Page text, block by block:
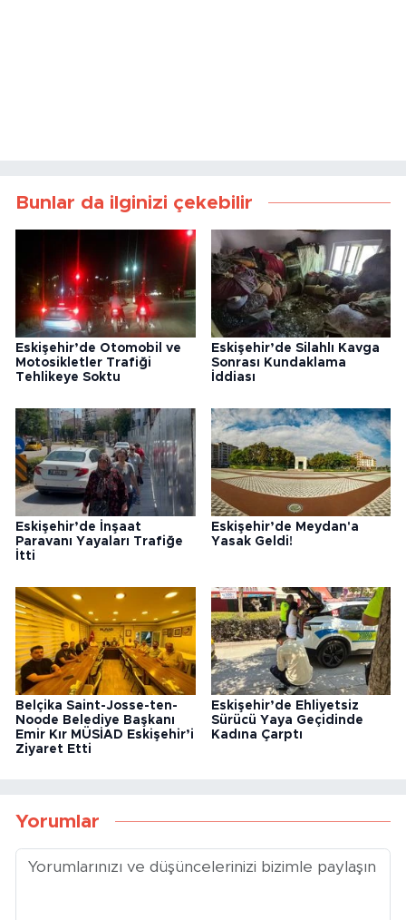
Bunlar da ilginizi çekebilir
Eskişehir’de Otomobil ve
Motosikletler Trafiği
Tehlikeye Soktu
Eskişehir’de Silahlı Kavga
Sonrası Kundaklama
İddiası
Eskişehir’de İnşaat
Paravanı Yayaları Trafiğe
İtti
Eskişehir’de Meydan'a
Yasak Geldi!
Belçika Saint-Josse-ten-
Noode Belediye Başkanı
Emir Kır MÜSİAD Eskişehir’i
Ziyaret Etti
Eskişehir’de Ehliyetsiz
Sürücü Yaya Geçidinde
Kadına Çarptı
Yorumlar